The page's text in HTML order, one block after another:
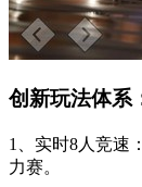
创新玩法体系
1、实时8人竞速
力赛。